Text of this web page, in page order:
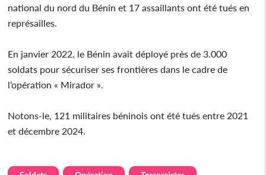
national du nord du Bénin et 17 assaillants ont été tués en
représailles.
En janvier 2022, le Bénin avait déployé près de 3.000
soldats pour sécuriser ses frontières dans le cadre de
l’opération « Mirador ».
Notons-le, 121 militaires béninois ont été tués entre 2021
et décembre 2024.